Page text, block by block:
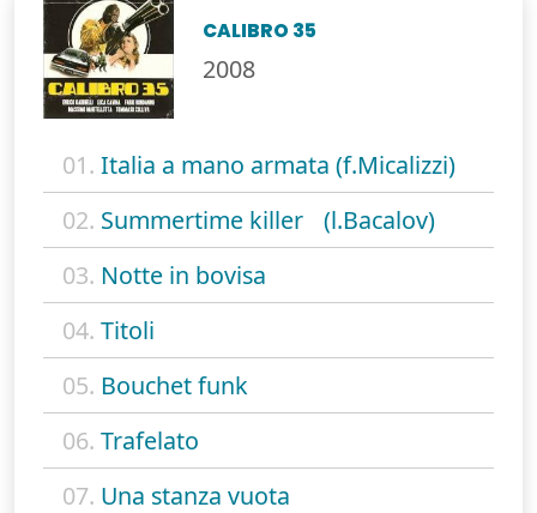
CALIBRO 35
2008
01. Italia a mano armata (f.Micalizzi)
02. Summertime killer (l.Bacalov)
03. Notte in bovisa
04. Titoli
05. Bouchet funk
06. Trafelato
07. Una stanza vuota